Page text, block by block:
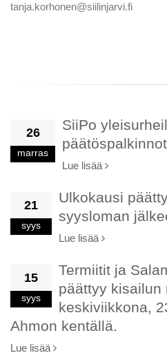
tanja.korhonen@siilinjarvi.fi
26
marras
SiiPo
päätöspalkinnot
Lue lisää
21
syys
Ulkokausi
syysloman
Lue lisää
15
syys
Termiitit ja
päättyy kisailun
keskiviikkona,
Ahmon kentällä.
Lue lisää